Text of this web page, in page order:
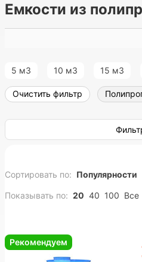
Емкости из
5 м3 10 м3 15 м3
30 м3 35 м3 40 м3
55 м3 60 м3 65 м3
200 м3 Полипропиленовые
Вертикальные
Цилиндрические
Очистить фильтр
Сортировать по: Популярности
Показывать по: 20 40 100 Все
Рекомендуем